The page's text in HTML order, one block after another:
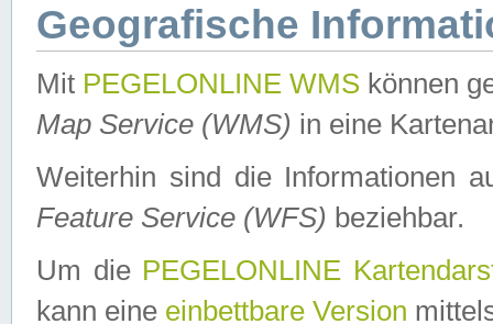
Geografische
Mit PEGELONLINE WMS können
Map Service (WMS) in eine
Weiterhin sind die Informationen
Feature Service (WFS) beziehbar.
Um die PEGELONLINE
kann eine einbettbare Version